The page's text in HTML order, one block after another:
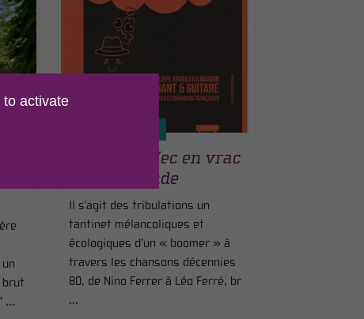
brut
...
concert « Mec en vrac
et complétude
Il s’agit des tribulations un
tantinet mélancoliques et
écologiques d’un « boomer » à
travers les chansons décennies
80, de Nino Ferrer à Léo Ferré, br
...
activate